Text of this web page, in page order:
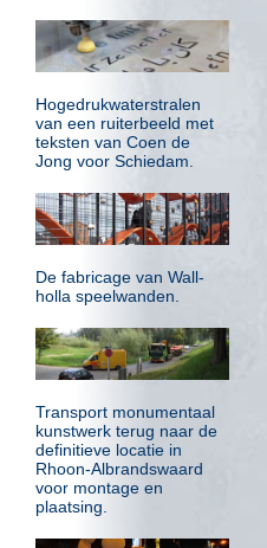
Hogedrukwaterstralen
van een ruiterbeeld met
teksten van Coen de
Jong voor Schiedam.
De fabricage van Wall-
holla speelwanden.
Transport monumentaal
kunstwerk terug naar de
definitieve locatie in
Rhoon-Albrandswaard
voor montage en
plaatsing.